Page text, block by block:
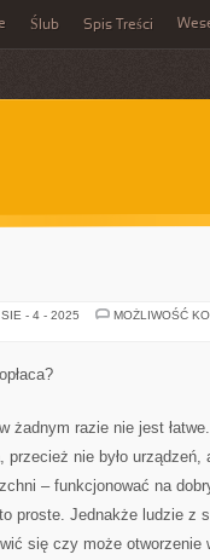
Ślub Spis Treści
- 4 - 2025
MOŻLIWOŚĆ
żadnym razie nie jest
przecież nie było
– funkcjonować na
proste. Jednakże ludzie z
się czy może otworzenie